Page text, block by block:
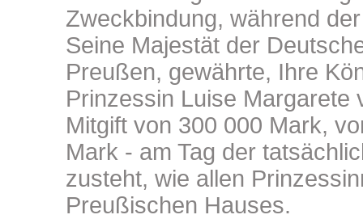
Zweckbindung, während
Seine Majestät der
Preußen, gewährte, Ihre
Prinzessin Luise Margarete
Mitgift von 300 000 Mark,
Mark - am Tag der
zusteht, wie allen
Preußischen Hauses.